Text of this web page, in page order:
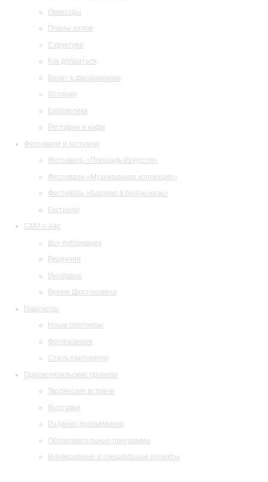
Оркестры
Планы залов
Структура
Как добраться
Визит в филармонию
История
Библиотека
Ресторан и кафе
Фестивали и гастроли
Фестиваль «Площадь Искусств»
Фестиваль «Музыкальная коллекция»
Фестиваль «Барокко в белую ночь»
Гастроли
СМИ о нас
Все публикации
Рецензии
Интервью
Время Шостаковича
Партнеры
Наши партнеры
Фотогалерея
Стать партнером
Просветительские проекты
Творческие встречи
Выставки
Издания филармонии
Образовательные программы
Инклюзивные и специальные проекты